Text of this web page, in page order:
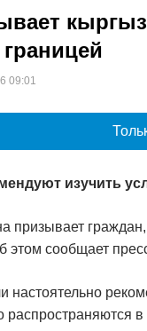
09:01
изучить
призывает
этом сообщает
настоятельно
распространяются в